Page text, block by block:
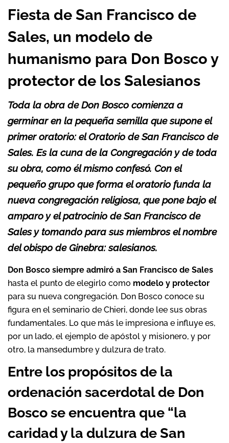
Fiesta de San Francisco de
Sales, un modelo de
humanismo para Don Bosco y
protector de los Salesianos
Toda la obra de Don Bosco comienza a
germinar en la pequeña semilla que supone el
primer oratorio: el Oratorio de San Francisco de
Sales. Es la cuna de la Congregación y de toda
su obra, como él mismo confesó. Con el
pequeño grupo que forma el oratorio funda la
nueva congregación religiosa, que pone bajo el
amparo y el patrocinio de San Francisco de
Sales y tomando para sus miembros el nombre
del obispo de Ginebra: salesianos.
Don Bosco siempre admiró a San Francisco de Sales
hasta el punto de elegirlo como modelo y protector
para su nueva congregación. Don Bosco conoce su
figura en el seminario de Chieri, donde lee sus obras
fundamentales. Lo que más le impresiona e influye es,
por un lado, el ejemplo de apóstol y misionero, y por
otro, la mansedumbre y dulzura de trato.
Entre los propósitos de la
ordenación sacerdotal de Don
Bosco se encuentra que “la
caridad y la dulzura de San